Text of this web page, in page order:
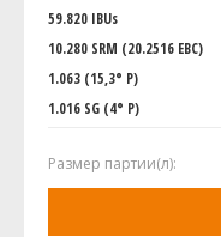
59.820 IBUs
10.280 SRM (20.2516 EBC)
1.063 (15,3° P)
1.016 SG (4° P)
Размер партии(л):